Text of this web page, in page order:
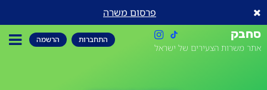
פרסום משרה
סחבק
אתר משרות הצעירים של ישראל
התחברות הרשמה